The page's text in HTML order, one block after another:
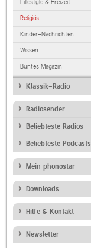
Lifestyle & Freizeit
Religiös
Kinder-Nachrichten
Wissen
Buntes Magazin
Klassik-Radio
Radiosender
Beliebteste Radios
Beliebteste Podcasts
Mein phonostar
Downloads
Hilfe & Kontakt
Newsletter